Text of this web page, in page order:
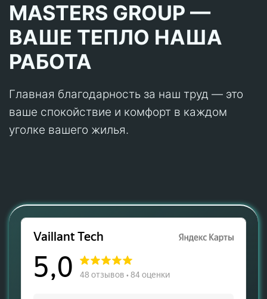
MASTERS GROUP —
ВАШЕ ТЕПЛО НАША
РАБОТА
Главная благодарность за наш труд — это
ваше спокойствие и комфорт в каждом
уголке вашего жилья.